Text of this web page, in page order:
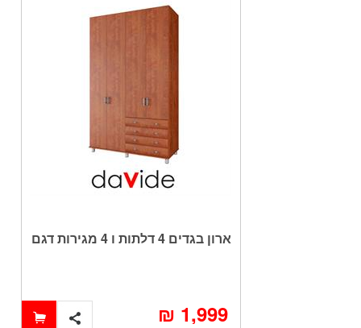
ארון בגדים 4 דלתות ו 4 מגירות דגם
1,999 ₪